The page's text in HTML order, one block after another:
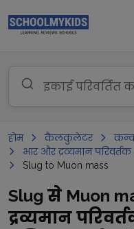
होम कैलकुलेटर
भार और द्रव्यमान
Slug to Muon mass
Slug से Muon
द्रव्यमान